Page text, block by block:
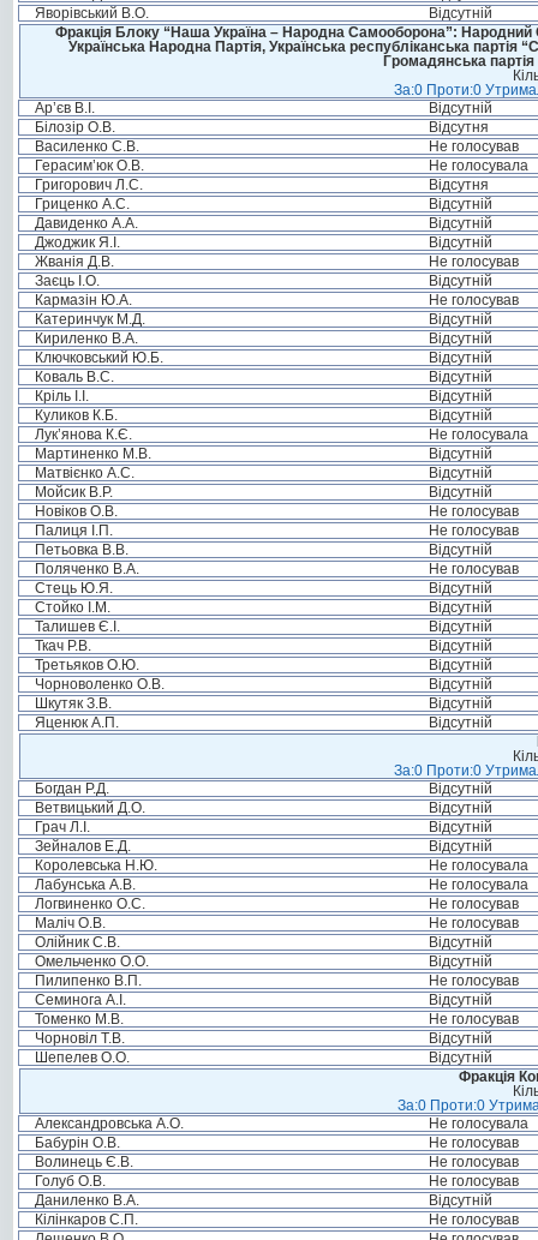
Яворівський В.О.
Відсутній
Фракція Блоку “Наша Україна – Народна Самооборона”: Народний
Українська Народна Партія, Українська республіканська
Громадянська
За:0 Проти:0
Ар’єв В.І.
Відсутній
Білозір О.В.
Відсутня
Василенко С.В.
Не голосував
Герасим’юк О.В.
Не голосувала
Григорович Л.С.
Відсутня
Гриценко А.С.
Відсутній
Давиденко А.А.
Відсутній
Джоджик Я.І.
Відсутній
Жванія Д.В.
Не голосував
Заєць І.О.
Відсутній
Кармазін Ю.А.
Не голосував
Катеринчук М.Д.
Відсутній
Кириленко В.А.
Відсутній
Ключковський Ю.Б.
Відсутній
Коваль В.С.
Відсутній
Кріль І.І.
Відсутній
Куликов К.Б.
Відсутній
Лук’янова К.Є.
Не голосувала
Мартиненко М.В.
Відсутній
Матвієнко А.С.
Відсутній
Мойсик В.Р.
Відсутній
Новіков О.В.
Не голосував
Палиця І.П.
Не голосував
Петьовка В.В.
Відсутній
Поляченко В.А.
Не голосував
Стець Ю.Я.
Відсутній
Стойко І.М.
Відсутній
Талишев Є.І.
Відсутній
Ткач Р.В.
Відсутній
Третьяков О.Ю.
Відсутній
Чорноволенко О.В.
Відсутній
Шкутяк З.В.
Відсутній
Яценюк А.П.
Відсутній
За:0 Проти:0
Богдан Р.Д.
Відсутній
Ветвицький Д.О.
Відсутній
Грач Л.І.
Відсутній
Зейналов Е.Д.
Відсутній
Королевська Н.Ю.
Не голосувала
Лабунська А.В.
Не голосувала
Логвиненко О.С.
Не голосував
Маліч О.В.
Не голосував
Олійник С.В.
Відсутній
Омельченко О.О.
Відсутній
Пилипенко В.П.
Не голосував
Семинога А.І.
Відсутній
Томенко М.В.
Не голосував
Чорновіл Т.В.
Відсутній
Шепелев О.О.
Відсутній
Фракція
За:0 Проти:0
Александровська А.О.
Не голосувала
Бабурін О.В.
Не голосував
Волинець Є.В.
Не голосував
Голуб О.В.
Не голосував
Даниленко В.А.
Відсутній
Кілінкаров С.П.
Не голосував